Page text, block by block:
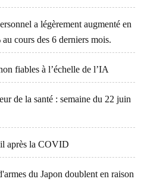
a légèrement augmenté en
cours des 6 derniers mois.
fiables à l’échelle de l’IA
de la santé : semaine du 22 juin
après la COVID
du Japon doublent en raison